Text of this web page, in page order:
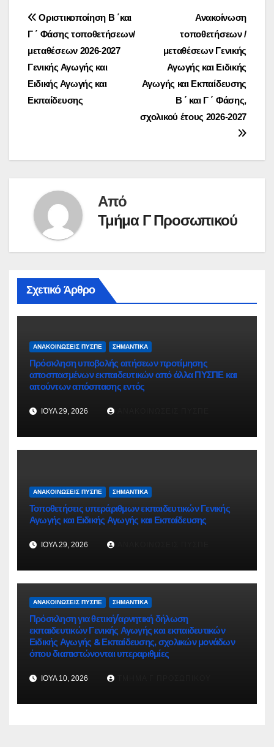
Πλοήγηση
άρθρων
Ανακοίνωση
τοποθετήσεων /
μεταθέσεων Γενικής
Αγωγής και Ειδικής
Αγωγής και Εκπαίδευσης
Β ΄ και Γ ΄ Φάσης,
σχολικού έτους 2026-2027
Οριστικοποίηση Β ΄και
Γ ΄ Φάσης τοποθετήσεων/
μεταθέσεων 2026-2027
Γενικής Αγωγής και
Ειδικής Αγωγής και
Εκπαίδευσης
Από
Τμήμα Γ Προσωπικού
Σχετικό Άρθρο
ΑΝΑΚΟΙΝΏΣΕΙΣ ΠΥΣΠΕ ΣΗΜΑΝΤΙΚΆ
Πρόσκληση υποβολής αιτήσεων προτίμησης
αποσπασμένων εκπαιδευτικών από άλλα ΠΥΣΠΕ και
αιτούντων απόσπασης εντός
ΙΟΎΛ 29, 2026
ΑΝΑΚΟΙΝΏΣΕΙΣ ΠΥΣΠΕ ΣΗΜΑΝΤΙΚΆ
Τοποθετήσεις υπεράριθμων εκπαιδευτικών Γενικής
Αγωγής και Ειδικής Αγωγής και Εκπαίδευσης
ΙΟΎΛ 29, 2026
ΑΝΑΚΟΙΝΏΣΕΙΣ ΠΥΣΠΕ ΣΗΜΑΝΤΙΚΆ
Πρόσκληση για θετική/αρνητική δήλωση
εκπαιδευτικών Γενικής Αγωγής και εκπαιδευτικών
Ειδικής Αγωγής & Εκπαίδευσης, σχολικών μονάδων
όπου διαπιστώνονται υπεραριθμίες
ΙΟΎΛ 10, 2026